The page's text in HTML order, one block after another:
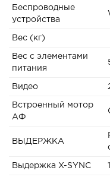
Беспроводные
устройства
Вес (кг)
Вес с элементами
питания
Видео
Встроенный мотор
АФ
ВЫДЕРЖКА
Выдержка X-SYNC